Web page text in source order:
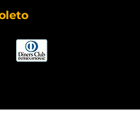
e visitantes no site da